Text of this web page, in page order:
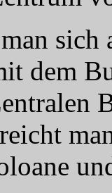
sich
dem